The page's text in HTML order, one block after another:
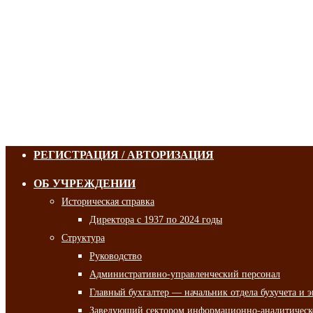
РЕГИСТРАЦИЯ / АВТОРИЗАЦИЯ
ОБ УЧРЕЖДЕНИИ
Историческая справка
Директора с 1937 по 2024 годы
Структура
Руководство
Административно-управленческий персонал
Главный бухгалтер — начальник отдела бухучета и
Заведующий сектором информационно-